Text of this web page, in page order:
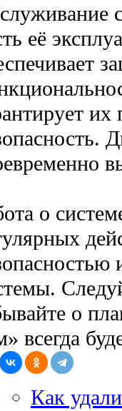
её
о
о
всегда
Как